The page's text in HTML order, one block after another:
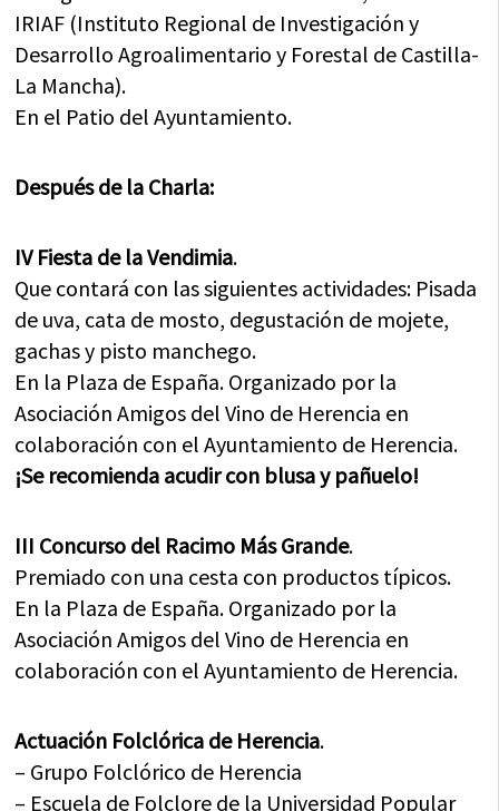
IRIAF (Instituto Regional de Investigación y
Desarrollo Agroalimentario y Forestal de Castilla-
La Mancha).
En el Patio del Ayuntamiento.
Después de la Charla:
IV Fiesta de la Vendimia.
Que contará con las siguientes actividades: Pisada
de uva, cata de mosto, degustación de mojete,
gachas y pisto manchego.
En la Plaza de España. Organizado por la
Asociación Amigos del Vino de Herencia en
colaboración con el Ayuntamiento de Herencia.
¡Se recomienda acudir con blusa y pañuelo!
III Concurso del Racimo Más Grande.
Premiado con una cesta con productos típicos.
En la Plaza de España. Organizado por la
Asociación Amigos del Vino de Herencia en
colaboración con el Ayuntamiento de Herencia.
Actuación Folclórica de Herencia.
– Grupo Folclórico de Herencia
– Escuela de Folclore de la Universidad Popular